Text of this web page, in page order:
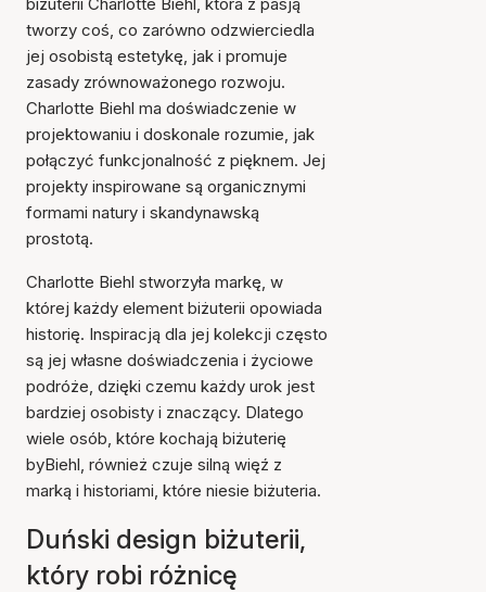
tworzy coś, co zarówno odzwierciedla
jej osobistą estetykę, jak i promuje
zasady zrównoważonego rozwoju.
Charlotte Biehl ma doświadczenie w
projektowaniu i doskonale rozumie, jak
połączyć funkcjonalność z pięknem. Jej
projekty inspirowane są organicznymi
formami natury i skandynawską
prostotą.
Charlotte Biehl stworzyła markę, w
której każdy element biżuterii opowiada
historię. Inspiracją dla jej kolekcji często
są jej własne doświadczenia i życiowe
podróże, dzięki czemu każdy urok jest
bardziej osobisty i znaczący. Dlatego
wiele osób, które kochają biżuterię
byBiehl, również czuje silną więź z
marką i historiami, które niesie biżuteria.
Duński design biżuterii,
który robi różnicę